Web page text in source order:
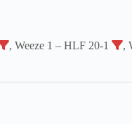
, Weeze 1 – HLF 20-1 ,